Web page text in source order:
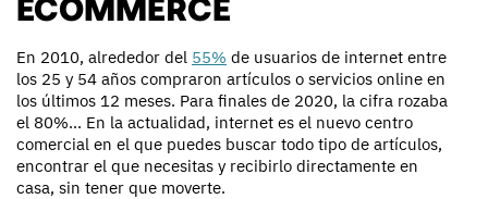
En 2010, alrededor del 55% de usuarios de internet entre
los 25 y 54 años compraron artículos o servicios online en
los últimos 12 meses. Para finales de 2020, la cifra rozaba
el 80%... En la actualidad, internet es el nuevo centro
comercial en el que puedes buscar todo tipo de artículos,
encontrar el que necesitas y recibirlo directamente en
casa, sin tener que moverte.